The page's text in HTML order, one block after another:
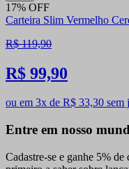
17% OFF
Carteira Slim Vermelho
R$ 119,90
R$ 99,90
ou em 3x de R$ 33,30 sem
Entre em nosso
Cadastre-se e ganhe 5%